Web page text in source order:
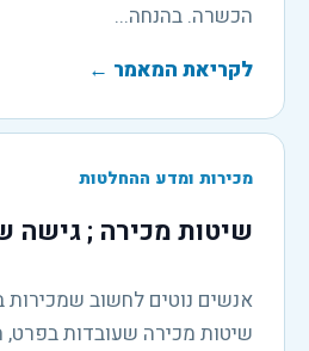
הכשרה. בהנחה...
לקריאת המאמר ←
מכירות ומדע ההחלטות
שיטות מכירה ; גישה
אנשים נוטים לחשוב שמכירות
שיטות מכירה שעובדות בפרט,